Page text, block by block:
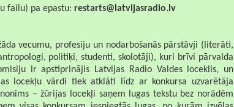
failu) pa epastu: restarts@latvijasradio.lv
vecumu, profesiju un nodarbošanās pārstāvji (literāti,
politiķi, studenti, skolotāji), kuri brīvi pārvalda
ir apstiprinājis Latvijas Radio Valdes loceklis, un
locekļu vārdi tiek atklāti līdz ar konkursa uzvarētāja
– žūrijas locekļi saņem lugas tekstu bez norādēm